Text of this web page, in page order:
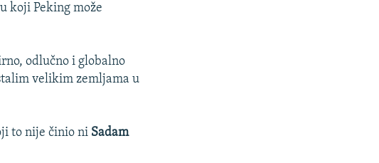
koji Peking može
odlučno i globalno
velikim zemljama u
to nije činio ni Sadam